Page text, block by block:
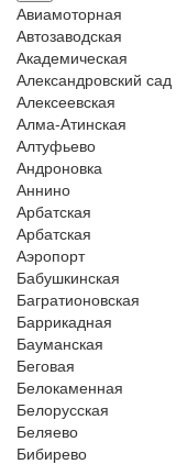
Авиамоторная
Автозаводская
Академическая
Александровский сад
Алексеевская
Алма-Атинская
Алтуфьево
Андроновка
Аннино
Арбатская
Арбатская
Аэропорт
Бабушкинская
Багратионовская
Баррикадная
Бауманская
Беговая
Белокаменная
Белорусская
Беляево
Бибирево